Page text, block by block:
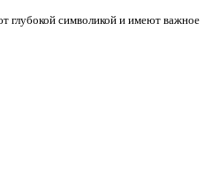
глубокой символикой и имеют важное